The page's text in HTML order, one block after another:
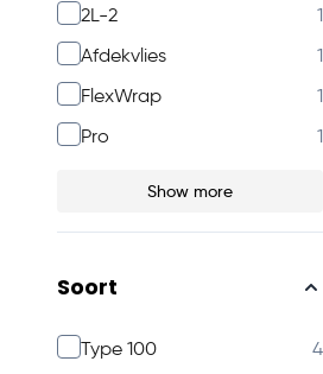
2L-2
1
Afdekvlies
1
FlexWrap
1
Pro
1
Show more
Soort
Type 100 4